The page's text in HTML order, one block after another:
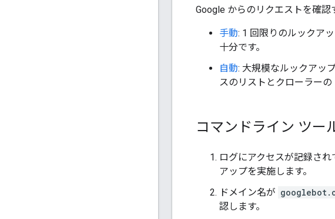
Google からのリクエストを確認
手動: 1 回限りのルックア
十分です。
自動: 大規模なルックアッ
スのリストとクローラーの
コマンドライン ツー
ログにアクセスが記録され
アップを実施します。
ドメイン名が
認します。